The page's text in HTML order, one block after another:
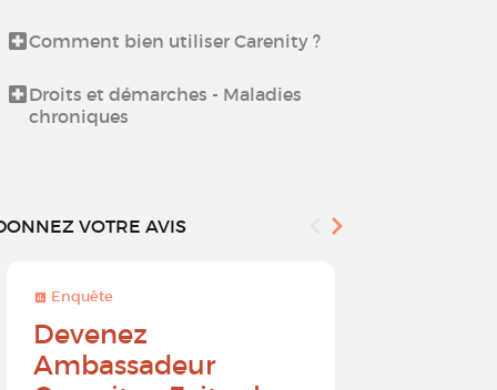
Comment bien utiliser Carenity ?
Droits et démarches - Maladies
chroniques
VOTRE AVIS
Enquête
Devenez
Ambassadeur